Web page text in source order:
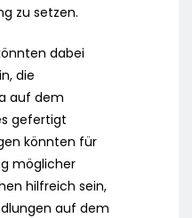
zu setzen.
dabei
die
auf dem
gefertigt
könnten für
möglicher
hilfreich sein,
auf dem